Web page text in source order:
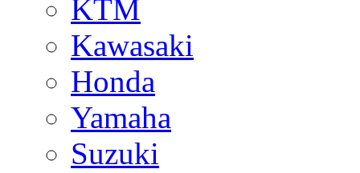
KTM
Kawasaki
Honda
Yamaha
Suzuki